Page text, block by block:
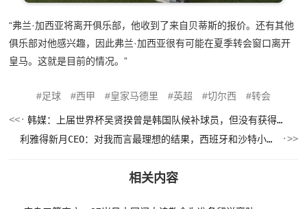
“弗兰·加西亚将离开俱乐部，他收到了来自贝蒂斯的报价。还有其他
俱乐部对他感兴趣，因此弗兰·加西亚很有可能在夏季转会窗口离开
皇马。这就是目前的情况。”
足球 西甲 皇家马德里 英超 切尔西 转会
韩媒：上届世界杯吴贤揆曾是韩国队候补球员，但没有获得球衣号
利雅得新月CEO：对我而言最理想的结果，西班牙和沙特小组都出线
相关内容